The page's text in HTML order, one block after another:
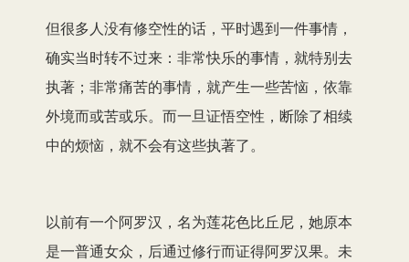
但很多人没有修空性的话，平时遇到一件事情，
确实当时转不过来：非常快乐的事情，就特别去
执著；非常痛苦的事情，就产生一些苦恼，依靠
外境而或苦或乐。而一旦证悟空性，断除了相续
中的烦恼，就不会有这些执著了。
以前有一个阿罗汉，名为莲花色比丘尼，她原本
是一普通女众，后通过修行而证得阿罗汉果。未